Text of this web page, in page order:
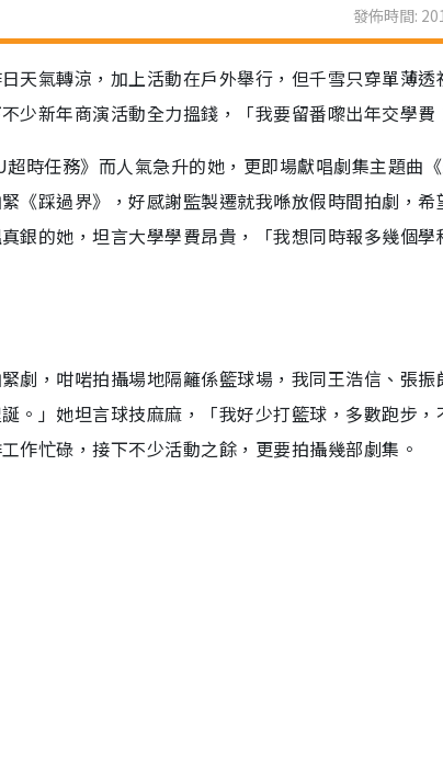
發佈時間:
天氣轉涼，加上活動在戶外舉行，但千雪只穿單薄透
新年商演活動全力搵錢，「我要留番嚟出年交學費
時任務》而人氣急升的她，更即場獻唱劇集主題曲
《踩過界》，好感謝監製遷就我喺放假時間拍劇，希
銀的她，坦言大學學費昂貴，「我想同時報多幾個學
劇，咁啱拍攝場地隔籬係籃球場，我同王浩信、張振
。」她坦言球技麻麻，「我好少打籃球，多數跑步，
作忙碌，接下不少活動之餘，更要拍攝幾部劇集。